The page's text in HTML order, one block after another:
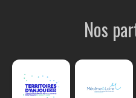
Nos